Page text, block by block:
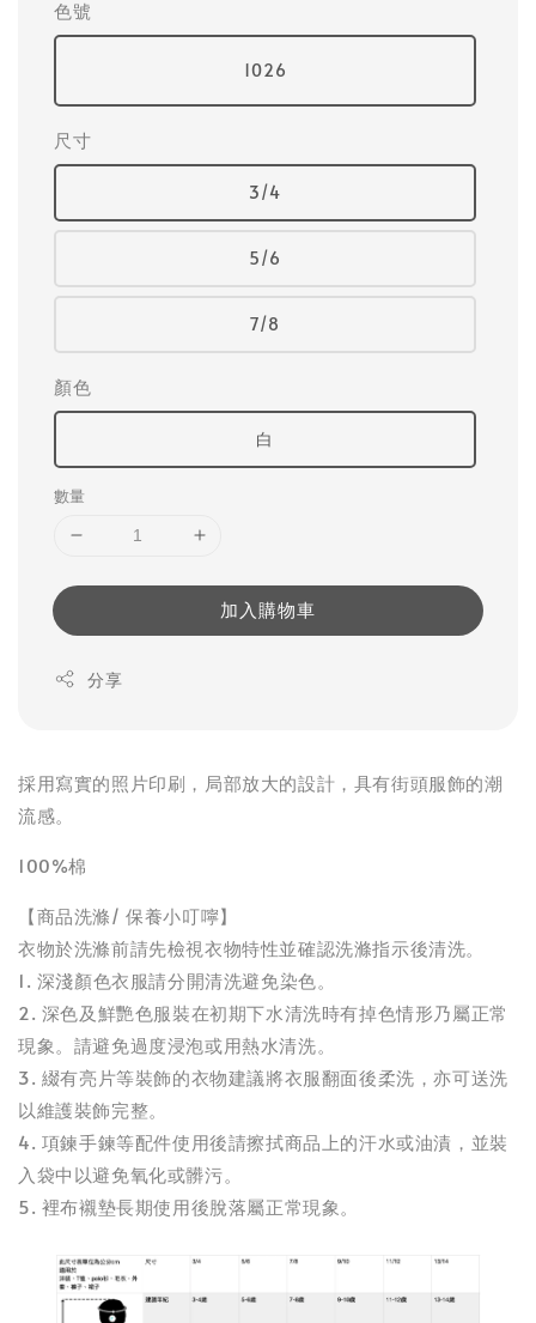
色號
1026
尺寸
3/4
5/6
7/8
顏色
白
數量
加入購物車
分享
採用寫實的照片印刷，局部放大的設計，具有街頭服飾的潮
流感。
100%棉
【商品洗滌/ 保養小叮嚀】
衣物於洗滌前請先檢視衣物特性並確認洗滌指示後清洗。
1. 深淺顏色衣服請分開清洗避免染色。
2. 深色及鮮艷色服裝在初期下水清洗時有掉色情形乃屬正常
現象。請避免過度浸泡或用熱水清洗。
3. 綴有亮片等裝飾的衣物建議將衣服翻面後柔洗，亦可送洗
以維護裝飾完整。
4. 項鍊手鍊等配件使用後請擦拭商品上的汗水或油漬，並裝
入袋中以避免氧化或髒污。
5. 裡布襯墊長期使用後脫落屬正常現象。